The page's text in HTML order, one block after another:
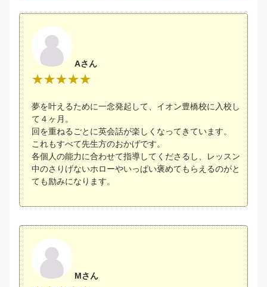
Aさん
夢を叶えるために一念発起して、イオン豊橋校に入校し
て４ヶ月。
回を重ねるごとに英会話が楽しくなってきています。
これもすべて先生方のおかげです。
各個人の能力に合わせて指導してくださるし、レッスン
中のさりげないホローやいっぱい褒めてもらえるのがと
ても励みになります。
Mさん